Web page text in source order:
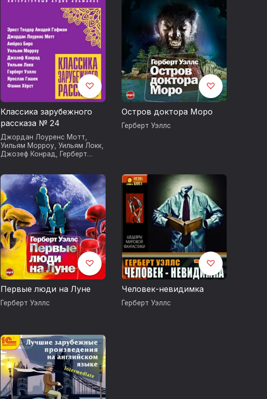
Эдвард Уайт
Классика зарубежного
рассказа № 24
Джордан Лоуренс Мотт
Уильям Морроу Уильям Локк
Джозеф Конрад
Герберт
Ярослав Гашек
Остров доктора Моро
Герберт Уэллс
Первые люди на Луне
Герберт Уэллс
Человек-невидимка
Герберт Уэллс